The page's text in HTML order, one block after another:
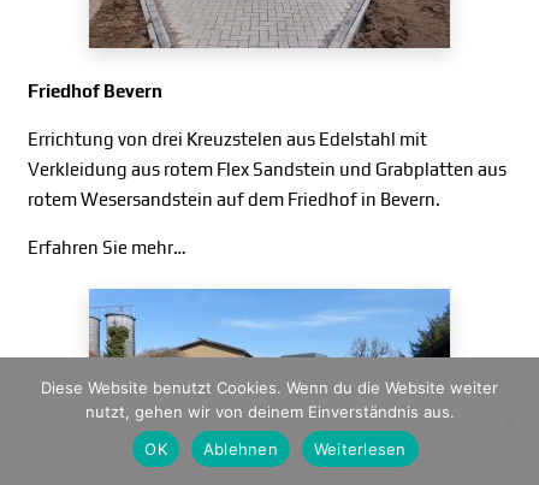
Friedhof Bevern
Errichtung von drei Kreuzstelen aus Edelstahl mit
Verkleidung aus rotem Flex Sandstein und Grabplatten aus
rotem Wesersandstein auf dem Friedhof in Bevern.
Erfahren Sie mehr…
Diese Website benutzt Cookies. Wenn du die Website weiter
nutzt, gehen wir von deinem Einverständnis aus.
OK
Ablehnen Weiterlesen